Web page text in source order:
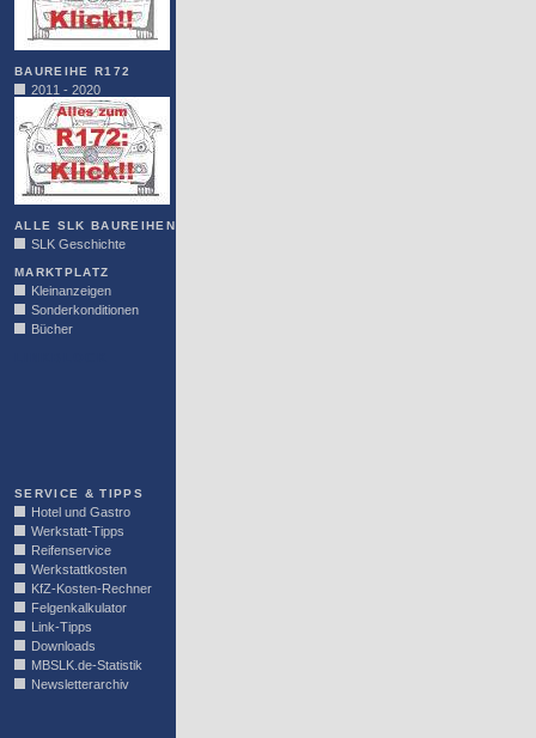
BAUREIHE R172
2011 - 2020
ALLE SLK BAUREIHEN
SLK Geschichte
MARKTPLATZ
Kleinanzeigen
Sonderkonditionen
Bücher
SERVICE & TIPPS
Hotel und Gastro
Werkstatt-Tipps
Reifenservice
Werkstattkosten
KfZ-Kosten-Rechner
Felgenkalkulator
Link-Tipps
Downloads
MBSLK.de-Statistik
Newsletterarchiv